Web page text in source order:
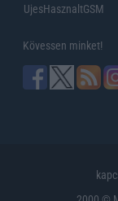
UjesHasznaltGSM
Kövessen minket!